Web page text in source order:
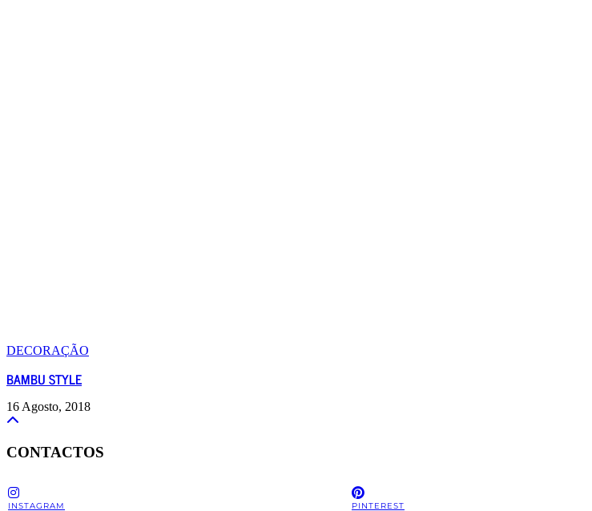
DECORAÇÃO
BAMBU STYLE
16 Agosto, 2018
CONTACTOS
INSTAGRAM PINTEREST